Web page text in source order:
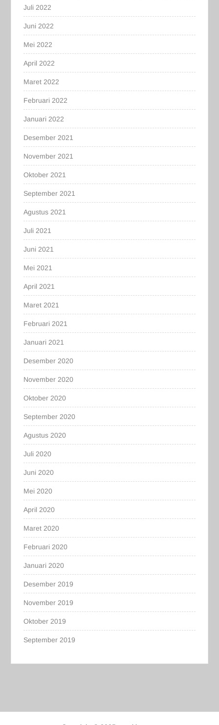
Juli 2022
Juni 2022
Mei 2022
April 2022
Maret 2022
Februari 2022
Januari 2022
Desember 2021
November 2021
Oktober 2021
September 2021
Agustus 2021
Juli 2021
Juni 2021
Mei 2021
April 2021
Maret 2021
Februari 2021
Januari 2021
Desember 2020
November 2020
Oktober 2020
September 2020
Agustus 2020
Juli 2020
Juni 2020
Mei 2020
April 2020
Maret 2020
Februari 2020
Januari 2020
Desember 2019
November 2019
Oktober 2019
September 2019